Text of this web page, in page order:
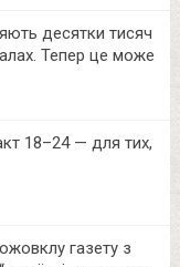
десятки тисяч
Тепер це може
18–24 — для тих,
газету з